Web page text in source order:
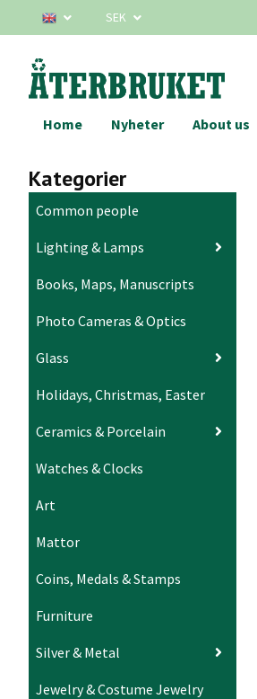
SEK
Home Nyheter About us
Kategorier
Common people
Lighting & Lamps
Books, Maps, Manuscripts
Photo Cameras & Optics
Glass
Holidays, Christmas, Easter
Ceramics & Porcelain
Watches & Clocks
Art
Mattor
Coins, Medals & Stamps
Furniture
Silver & Metal
Jewelry & Costume Jewelry